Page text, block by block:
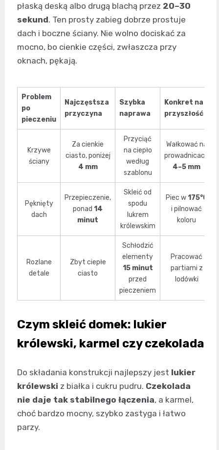
płaską deską albo drugą blachą przez 20–30
sekund. Ten prosty zabieg dobrze prostuje
dach i boczne ściany. Nie wolno dociskać za
mocno, bo cienkie części, zwłaszcza przy
oknach, pękają.
Problem
po
pieczeniu
Najczęstsza
przyczyna
Szybka
naprawa
Konkret na
przyszłość
Krzywe
ściany
Za cienkie
ciasto, poniżej
4 mm
Przyciąć
na ciepło
według
szablonu
Wałkować na
prowadnicach
4–5 mm
Pęknięty
dach
Przepieczenie,
ponad 14
minut
Skleić od
spodu
lukrem
królewskim
Piec w175°C
i pilnować
koloru
Rozlane
detale
Zbyt ciepłe
ciasto
Schłodzić
elementy
15 minut
przed
pieczeniem
Pracować
partiami z
lodówki
Czym skleić domek: lukier
królewski, karmel czy czekolada
Do składania konstrukcji najlepszy jest lukier
królewski z białka i cukru pudru. Czekolada
nie daje tak stabilnego łączenia, a karmel,
choć bardzo mocny, szybko zastyga i łatwo
parzy.